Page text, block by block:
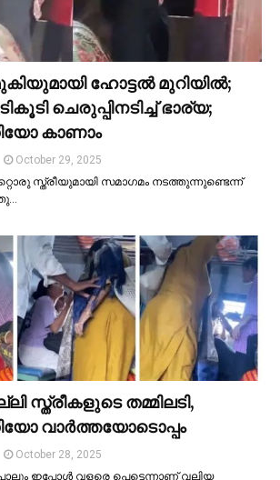
ഹോട്ടല്‍ മുറിയില്‍;
ചെരുപ്പിനടിച്ച്‌ ഭാര്യ;
കാണാം
October 29, 2025
സ്ത്രീയുമായി സമാഗമം നടത്തുന്നുണ്ടെന്ന്
സ്ത്രീകളുടെ തമ്മിലടി,
വാർത്തയോടൊപ്പം
October 28, 2025
ഇപ്പോള്‍ വളരെ പെട്ടെന്നാണ് വലിയ